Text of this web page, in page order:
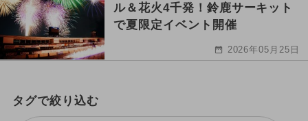
ル＆花火4千発！鈴鹿サーキット
で夏限定イベント開催
2026年05月25日
タグで絞り込む